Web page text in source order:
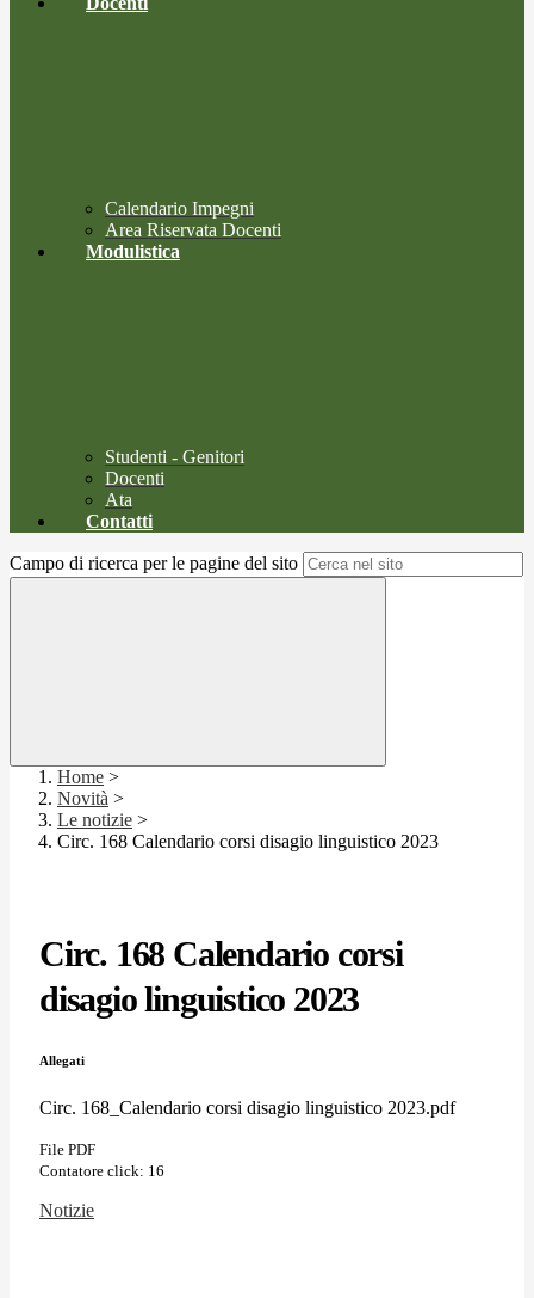
Calendario Impegni
Area Riservata Docenti
Modulistica
Studenti - Genitori
Docenti
Ata
Contatti
Campo di ricerca per le pagine del sito
Home >
Novità >
Le notizie >
Circ. 168 Calendario corsi disagio linguistico 2023
Circ. 168 Calendario corsi
disagio linguistico 2023
Allegati
Circ. 168_Calendario corsi disagio linguistico 2023.pdf
File PDF
Contatore click: 16
Notizie